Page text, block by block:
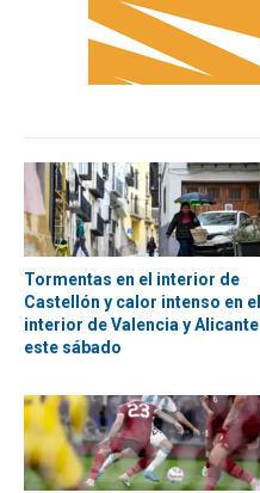
Tormentas en el interior de
Castellón y calor intenso en el
interior de Valencia y Alicante
este sábado